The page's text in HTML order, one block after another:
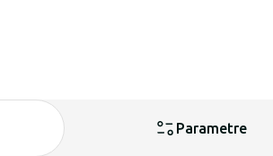
Parametre